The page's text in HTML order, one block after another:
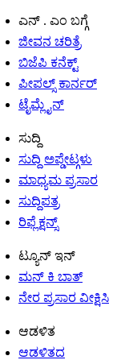
ಎನ್ . ಎಂ ಬಗ್ಗೆ
ಜೀವನ ಚರಿತ್ರೆ
ಬಿಜೆಪಿ ಕನೆಕ್ಟ್
ಪೀಪಲ್ಸ್ ಕಾರ್ನರ್
ಟೈಮ್ಲೈನ್
ಸುದ್ದಿ
ಸುದ್ದಿ ಅಪ್ಡೇಟ್ಗಳು
ಮಾಧ್ಯಮ ಪ್ರಸಾರ
ಸುದ್ದಿಪತ್ರ
ರಿಫ್ಲೆಕ್ಷನ್ಸ್
ಟ್ಯೂನ್ ಇನ್
ಮನ್ ಕಿ ಬಾತ್
ನೇರ ಪ್ರಸಾರ ವೀಕ್ಷಿಸಿ
ಆಡಳಿತ
ಆಡಳಿತದ